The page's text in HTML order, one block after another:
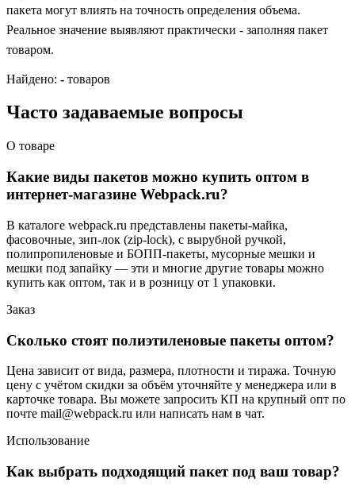
пакета могут влиять на точность определения объема.
Реальное значение выявляют практически - заполняя пакет
товаром.
Найдено: - товаров
Часто задаваемые вопросы
О товаре
Какие виды пакетов можно купить оптом в
интернет-магазине Webpack.ru?
В каталоге webpack.ru представлены пакеты-майка,
фасовочные, зип-лок (zip-lock), с вырубной ручкой,
полипропиленовые и БОПП-пакеты, мусорные мешки и
мешки под запайку — эти и многие другие товары можно
купить как оптом, так и в розницу от 1 упаковки.
Заказ
Сколько стоят полиэтиленовые пакеты оптом?
Цена зависит от вида, размера, плотности и тиража. Точную
цену с учётом скидки за объём уточняйте у менеджера или в
карточке товара. Вы можете запросить КП на крупный опт по
почте mail@webpack.ru или написать нам в чат.
Использование
Как выбрать подходящий пакет под ваш товар?